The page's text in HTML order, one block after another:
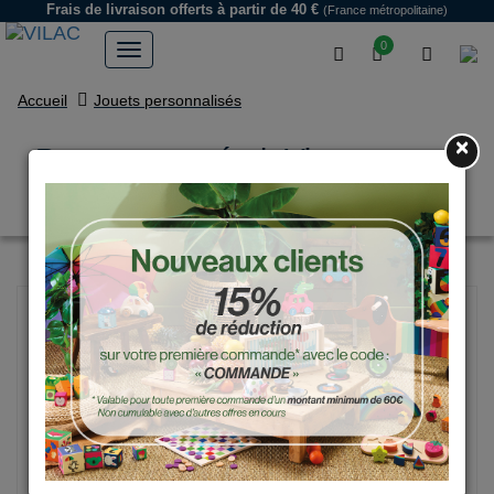
0
Frais de livraison offerts à partir de 40 € (France métropolitaine)
Accueil Jouets personnalisés
Porteur en métal, Vintage rose
tendre
×